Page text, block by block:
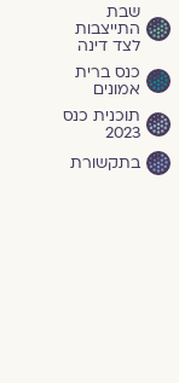
שבת
התייצבות
לצד דינה
כנס ברית
אמונים
תוכנית כנס
2023
בתקשורת